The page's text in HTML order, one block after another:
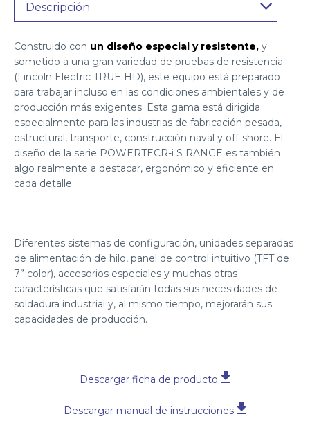
Descripción
Construido con un diseño especial y resistente, y
sometido a una gran variedad de pruebas de resistencia
(Lincoln Electric TRUE HD), este equipo está preparado
para trabajar incluso en las condiciones ambientales y de
producción más exigentes. Esta gama está dirigida
especialmente para las industrias de fabricación pesada,
estructural, transporte, construcción naval y off-shore. El
diseño de la serie POWERTECR-i S RANGE es también
algo realmente a destacar, ergonómico y eficiente en
cada detalle.
Diferentes sistemas de configuración, unidades separadas
de alimentación de hilo, panel de control intuitivo (TFT de
7” color), accesorios especiales y muchas otras
características que satisfarán todas sus necesidades de
soldadura industrial y, al mismo tiempo, mejorarán sus
capacidades de producción.
Descargar ficha de producto
Descargar manual de instrucciones